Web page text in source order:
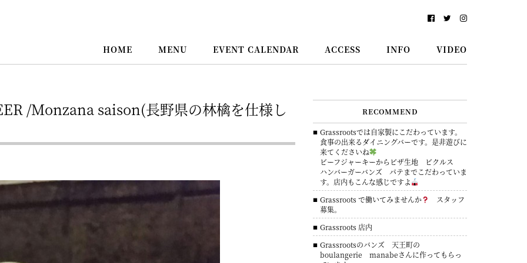
HOME MENU EVENT CALENDAR ACCESS INFO VIDEO
/Monzana saison(長野県の林檎を仕様し RECOMMEND
Grassrootsでは自家製にこだわっています。
食事の出来るダイニングバーです。是非遊びに
来てくださいね
ビーフジャーキーからピザ生地 ピクルス
ハンバーガーバンズ パテまでこだわっていま
す。店内もこんな感じですよ
Grassroots で働いてみませんか
スタッフ
募集。
Grassroots 店内
Grassrootsのバンズ 天王町の
boulangerie manabeさんに作ってもらっ